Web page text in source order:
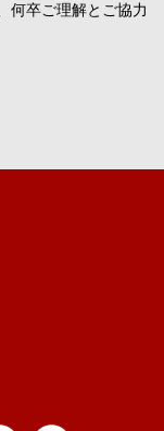
何卒ご理解とご協力